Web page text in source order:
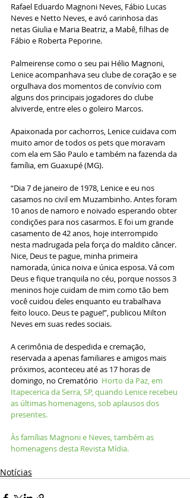
Rafael Eduardo Magnoni Neves, Fábio Lucas
Neves e Netto Neves, e avó carinhosa das
netas Giulia e Maria Beatriz, a Mabê, filhas de
Fábio e Roberta Peporine.
Palmeirense como o seu pai Hélio Magnoni,
Lenice acompanhava seu clube de coração e se
orgulhava dos momentos de convívio com
alguns dos principais jogadores do clube
alviverde, entre eles o goleiro Marcos.
Apaixonada por cachorros, Lenice cuidava com
muito amor de todos os pets que moravam
com ela em São Paulo e também na fazenda da
família, em Guaxupé (MG).
“Dia 7 de janeiro de 1978, Lenice e eu nos
casamos no civil em Muzambinho. Antes foram
10 anos de namoro e noivado esperando obter
condições para nos casarmos. E foi um grande
casamento de 42 anos, hoje interrompido
nesta madrugada pela força do maldito câncer.
Nice, Deus te pague, minha primeira
namorada, única noiva e única esposa. Vá com
Deus e fique tranquila no céu, porque nossos 3
meninos hoje cuidam de mim como tão bem
você cuidou deles enquanto eu trabalhava
feito louco. Deus te pague!”, publicou Milton
Neves em suas redes sociais.
A cerimônia de despedida e cremação,
reservada a apenas familiares e amigos mais
próximos, aconteceu até as 17 horas de
domingo, no Crematório Horto da Paz, em
Itapecerica da Serra, SP, quando Lenice recebeu
as últimas homenagens, sob aplausos dos
presentes.
Às famílias Magnoni e Neves, também as
homenagens desta Revista Mídia.
Notícias